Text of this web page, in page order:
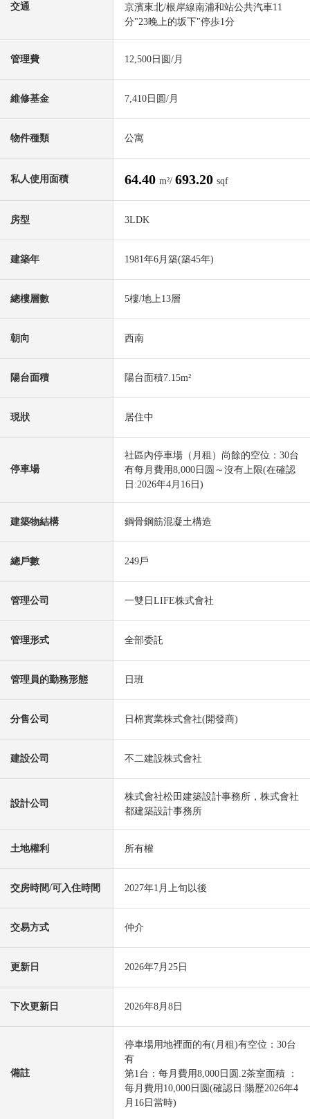
交通
京濱東北/根岸線南浦和站公共汽車11
分"23晚上的坂下"停歩1分
管理費 12,500日圆/月
維修基金 7,410日圆/月
物件種類 公寓
私人使用面積 64.40 m²/ 693.20 sqf
房型 3LDK
建築年 1981年6月築(築45年)
總樓層數 5樓/地上13層
朝向 西南
陽台面積 陽台面積7.15m²
現狀 居住中
停車場
社區內停車場（月租）尚餘的空位：30台
有每月費用8,000日圆～沒有上限(在確認
日:2026年4月16日)
建築物結構 鋼骨鋼筋混凝土構造
總戶數 249戶
管理公司 一雙日LIFE株式會社
管理形式 全部委託
管理員的勤務形態 日班
分售公司 日棉實業株式會社(開發商)
建設公司 不二建設株式會社
設計公司
株式會社松田建築設計事務所，株式會社
都建築設計事務所
土地權利 所有權
交房時間/可入住時間 2027年1月上旬以後
交易方式 仲介
更新日 2026年7月25日
下次更新日 2026年8月8日
備註
停車場用地裡面的有(月租)有空位：30台
有
第1台：每月費用8,000日圆.2茶室面積 ：
每月費用10,000日圆(確認日:陽歷2026年4
月16日當時)